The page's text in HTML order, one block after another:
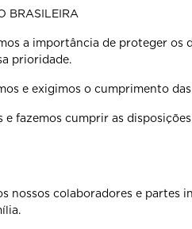
BRASILEIRA
a importância de proteger os
prioridade.
e exigimos o cumprimento das
e fazemos cumprir as disposições
nossos colaboradores e partes